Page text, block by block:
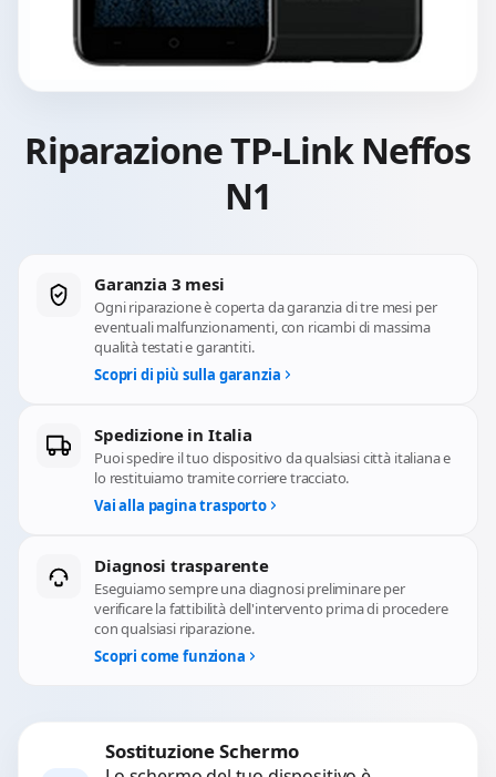
Riparazione TP-Link Neffos
N1
Garanzia 3 mesi
Ogni riparazione è coperta da garanzia di tre mesi per
eventuali malfunzionamenti, con ricambi di massima
qualità testati e garantiti.
Scopri di più sulla garanzia
Spedizione in Italia
Puoi spedire il tuo dispositivo da qualsiasi città italiana e
lo restituiamo tramite corriere tracciato.
Vai alla pagina trasporto
Diagnosi trasparente
Eseguiamo sempre una diagnosi preliminare per
verificare la fattibilità dell'intervento prima di procedere
con qualsiasi riparazione.
Scopri come funziona
Sostituzione Schermo